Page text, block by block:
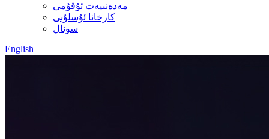
مەدەنىيەت ئۇقۇمى
كارخانا ئۇسلۇبى
سوئال
English